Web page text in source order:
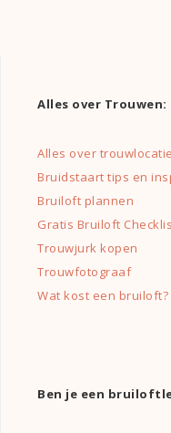
Alles over Trouwen:
Alles over
Bruidstaart tips en
Bruiloft plannen
Gratis Bruiloft
Trouwjurk kopen
Trouwfotograaf
Wat kost een bruiloft?
Ben je een